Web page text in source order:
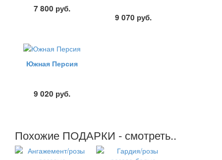
7 800 руб.
9 070 руб.
Южная Персия
9 020 руб.
Похожие ПОДАРКИ - смотреть..